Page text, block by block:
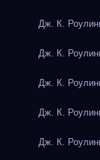
Дж. К.
Дж. К.
Дж. К.
Дж. К.
Дж. К.